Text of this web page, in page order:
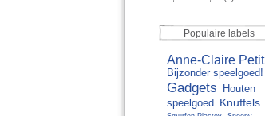
Populaire labels
Anne-Claire Petit
Bijzonder speelgoed!
Gadgets
Houten
speelgoed
Knuffels